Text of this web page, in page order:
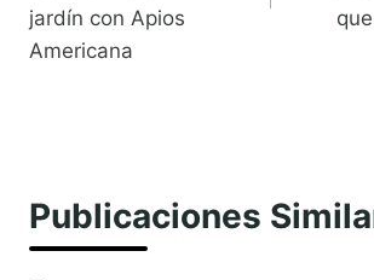
jardín con Apios
Americana
Publicaciones